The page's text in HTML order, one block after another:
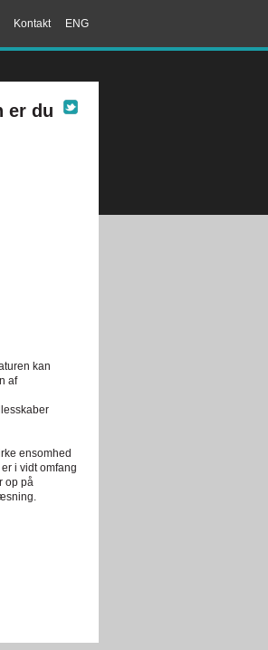
ENG
Kontakt
er du
kan
af
ensomhed
i vidt omfang
op på